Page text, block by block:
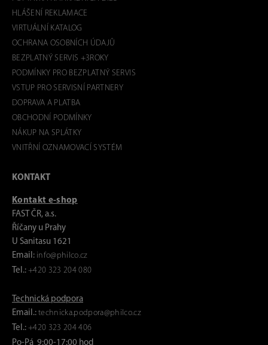
HLÁŠENÍ REKLAMACE
VIRTUÁLNÍ KATALOG
OCHRANA OSOBNÍCH ÚDAJŮ
BEZPLATNÝ SERVIS +3ROKY
PODMÍNKY PRO BEZPLATNÝ SERVIS
VSTUP PRO SERVISNÍ PARTNERY
DOPRAVA A PLATBA
OBCHODNÍ PODMÍNKY
NÁKUP NA SPLÁTKY
VNITŘNÍ OZNAMOVACÍ SYSTÉM
KONTAKT
Kontakt e-shop
FAST ČR, a.s.
Říčany u Prahy
U Sanitasu 1621
Email: info@philco.cz
Tel.: +420 323 204 080
Technická podpora
Email.: technicka.podpora@philco.cz
Tel.: +420 323 204 406
Po-Pá 9:00-17:00 hod